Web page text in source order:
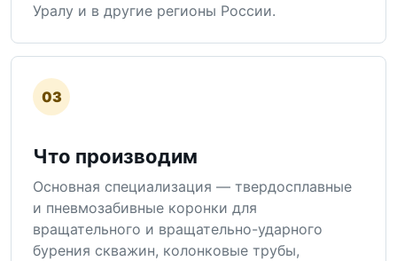
Уралу и в другие регионы России.
03
Что производим
Основная специализация — твердосплавные
и пневмозабивные коронки для
вращательного и вращательно-ударного
бурения скважин, колонковые трубы,